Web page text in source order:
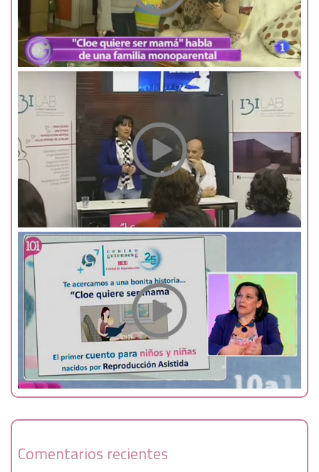
Comentarios recientes